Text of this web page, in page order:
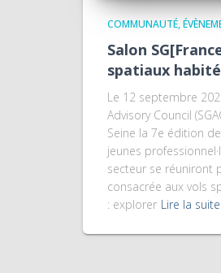
COMMUNAUTÉ
Salon
spatiaux
Le 12 septembre
Advisory Council
Seine la 7e édition
jeunes
secteur se réuniront
consacrée aux vols
: explorer Lire la suite